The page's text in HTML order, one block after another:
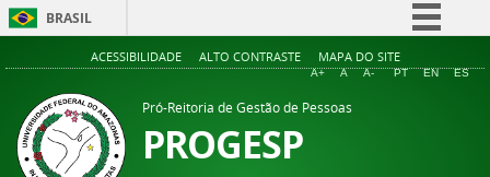
BRASIL
Simplifique!
Acesso à informação
ACESSIBILIDADE ALTO CONTRASTE MAPA DO SITE
A+ A A- PT EN ES
Pró-Reitoria de Gestão de Pessoas
PROGESP